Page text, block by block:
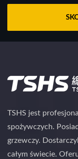
TSHS jest
spożywczych.
grzewczy.
całym świecie.